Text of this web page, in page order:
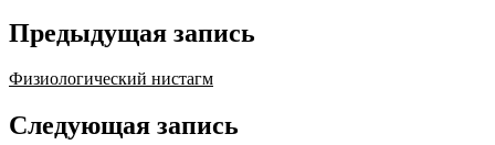
Предыдущая запись
Физиологический нистагм
Следующая запись